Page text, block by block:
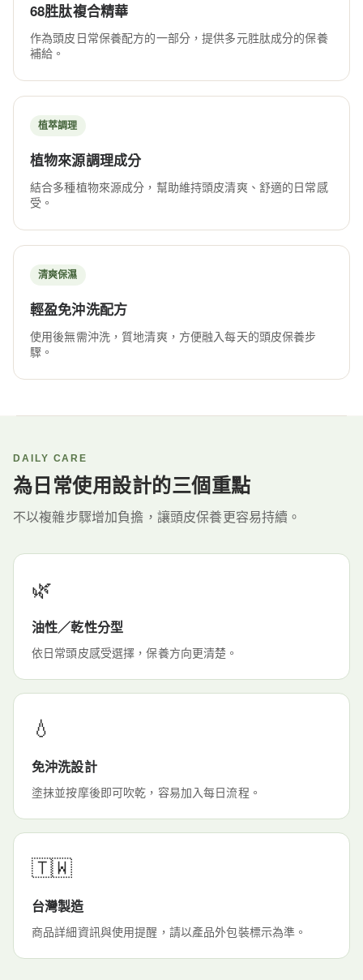
68胜肽複合精華
作為頭皮日常保養配方的一部分，提供多元胜肽成分的保養
補給。
植萃調理
植物來源調理成分
結合多種植物來源成分，幫助維持頭皮清爽、舒適的日常感
受。
清爽保濕
輕盈免沖洗配方
使用後無需沖洗，質地清爽，方便融入每天的頭皮保養步
驟。
DAILY CARE
為日常使用設計的三個重點
不以複雜步驟增加負擔，讓頭皮保養更容易持續。
🌿
油性／乾性分型
依日常頭皮感受選擇，保養方向更清楚。
💧
免沖洗設計
塗抹並按摩後即可吹乾，容易加入每日流程。
🇹🇼
台灣製造
商品詳細資訊與使用提醒，請以產品外包裝標示為準。